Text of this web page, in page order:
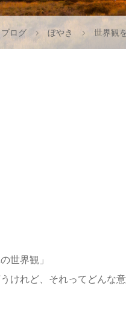
ブログ ぼやき 世界観
世界観」
けれど、それってどんな